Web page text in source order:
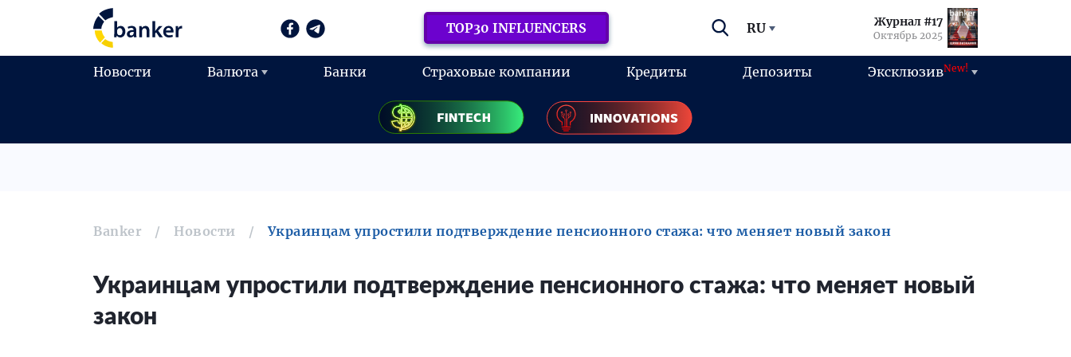
TOP30 INFLUENCERS RU Журнал #17
Октябрь 2025
Новости Валюта Банки Страховые компании Кредиты Депозиты ЭксклюзивNew!
Banker Новости Украинцам упростили подтверждение пенсионного стажа: что меняет новый закон
Украинцам упростили подтверждение пенсионного стажа: что меняет новый
закон